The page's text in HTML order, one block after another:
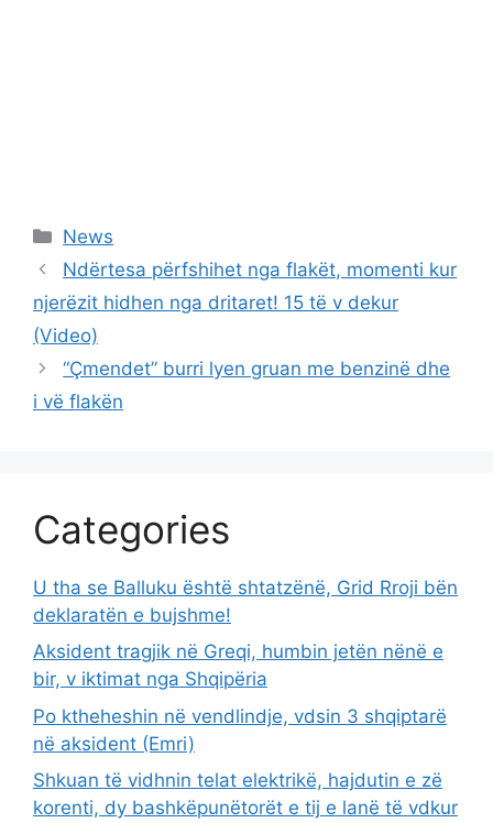
Categories
News
Ndërtesa përfshihet nga flakët, momenti kur
njerëzit hidhen nga dritaret! 15 të v dekur
(Video)
“Çmendet” burri lyen gruan me benzinë dhe
i vë flakën
Categories
U tha se Balluku është shtatzënë, Grid Rroji bën
deklaratën e bujshme!
Aksident tragjik në Greqi, humbin jetën nënë e
bir, v iktimat nga Shqipëria
Po ktheheshin në vendlindje, vdsin 3 shqiptarë
në aksident (Emri)
Shkuan të vidhnin telat elektrikë, hajdutin e zë
korenti, dy bashkëpunëtorët e tij e lanë të vdkur